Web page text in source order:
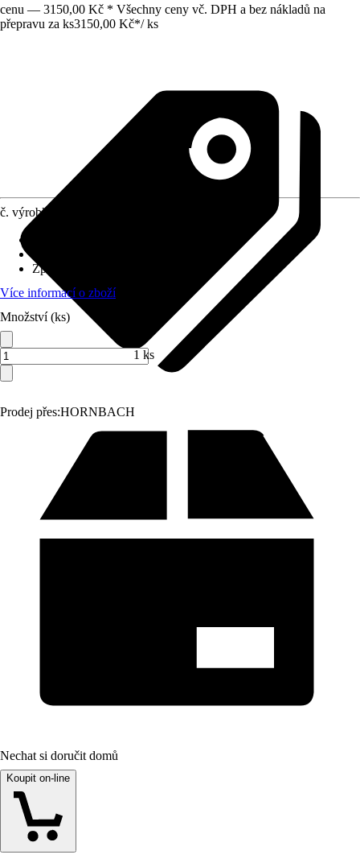
cenu — 3150,00 Kč * Všechny ceny vč. DPH a bez nákladů na
přepravu za ks3150,00 Kč*/ ks
Prodej přes:HORNBACH
č. výrobku
Způsob upevnění
Více informací o zboží
Množství (ks)
1 ks
Nechat si doručit domů
Koupit on-line